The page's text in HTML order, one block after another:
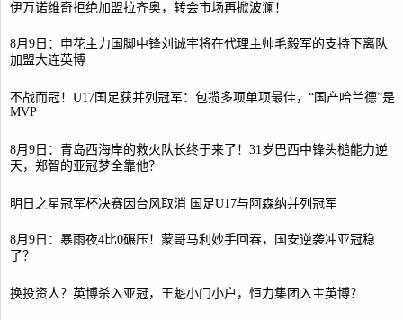
伊万诺维奇拒绝加盟拉齐奥，转会市场再掀波澜！
8月9日：申花主力国脚中锋刘诚宇将在代理主帅毛毅军的支持下离队
加盟大连英博
不战而冠！U17国足获并列冠军：包揽多项单项最佳，“国产哈兰德”是
MVP
8月9日：青岛西海岸的救火队长终于来了！31岁巴西中锋头槌能力逆
天，郑智的亚冠梦全靠他？
明日之星冠军杯决赛因台风取消 国足U17与阿森纳并列冠军
8月9日：暴雨夜4比0碾压！蒙哥马利妙手回春，国安逆袭冲亚冠稳
了？
换投资人？英博杀入亚冠，王魁小门小户，恒力集团入主英博？